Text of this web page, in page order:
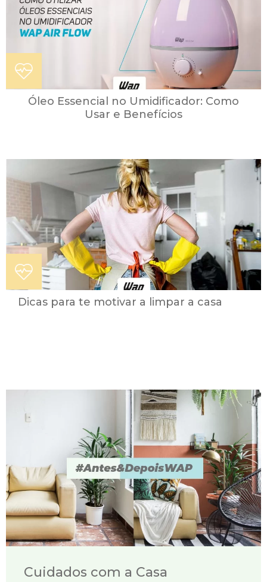
Óleo Essencial no Umidificador: Como
Usar e Benefícios
Dicas para te motivar a limpar a casa
Cuidados com a Casa